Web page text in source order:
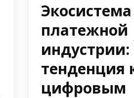
Экосистема
платежной
индустрии:
тенденция
цифровым